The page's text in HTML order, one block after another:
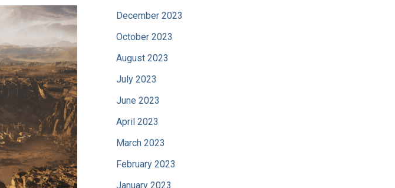
December 2023
October 2023
August 2023
July 2023
June 2023
April 2023
March 2023
February 2023
January 2023